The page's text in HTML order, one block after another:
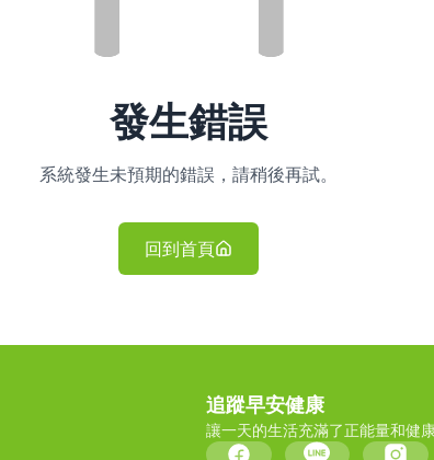
發生錯誤
系統發生未預期的錯誤，請稍後再試。
回到首頁
追蹤早安健康
讓一天的生活充滿了正能量和健